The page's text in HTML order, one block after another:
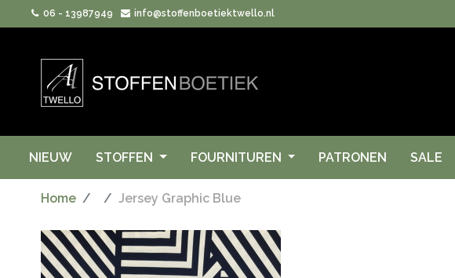
06 - 13987949 info@stoffenboetiektwello.nl
NIEUW STOFFEN FOURNITUREN PATRONEN SALE
Home Jersey Graphic Blue